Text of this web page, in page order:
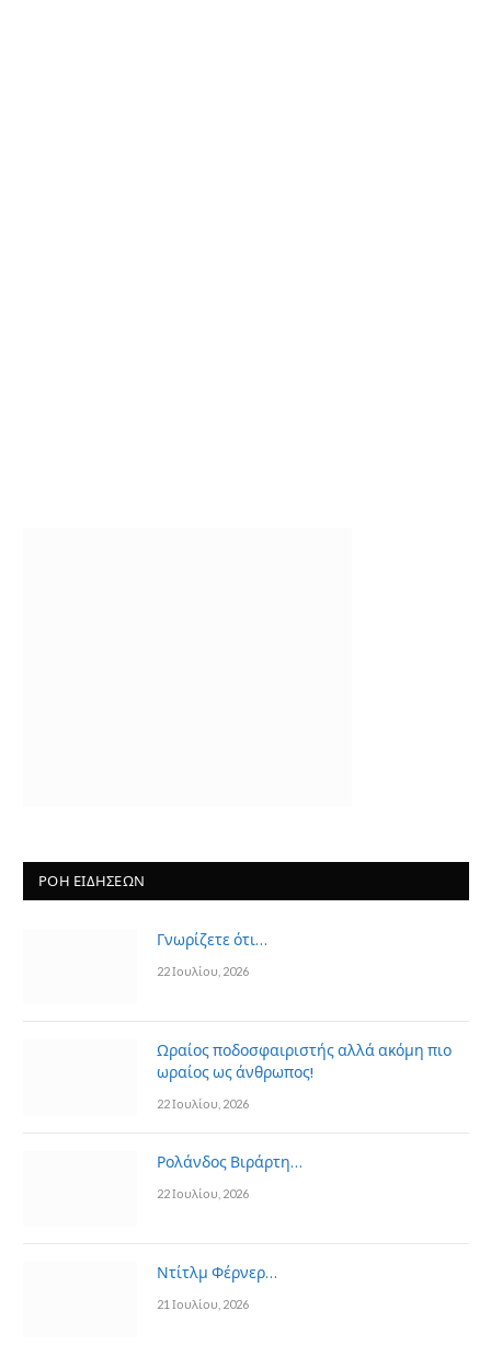
ΡΟΗ ΕΙΔΗΣΕΩΝ
Γνωρίζετε ότι…
22 Ιουλίου, 2026
Ωραίος ποδοσφαιριστής αλλά ακόμη πιο
ωραίος ως άνθρωπος!
22 Ιουλίου, 2026
Ρολάνδος Βιράρτη…
22 Ιουλίου, 2026
Ντίτλμ Φέρνερ…
21 Ιουλίου, 2026